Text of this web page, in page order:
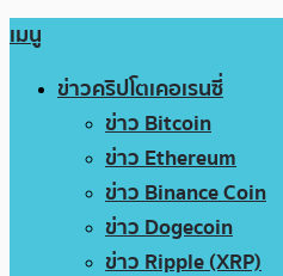
เมนู
ข่าวคริปโตเคอเรนซี่
ข่าว Bitcoin
ข่าว Ethereum
ข่าว Binance Coin
ข่าว Dogecoin
ข่าว Ripple (XRP)